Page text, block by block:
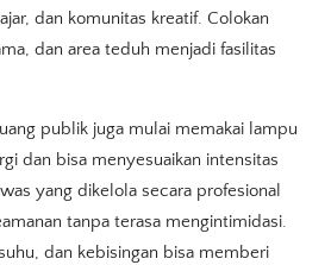
dan komunitas kreatif. Colokan
dan area teduh menjadi fasilitas
publik juga mulai memakai lampu
dan bisa menyesuaikan intensitas
yang dikelola secara profesional
tanpa terasa mengintimidasi.
dan kebisingan bisa memberi